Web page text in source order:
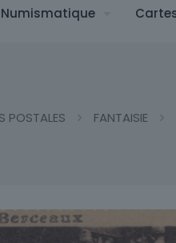
Numismatique
POSTALES FANTAISIE